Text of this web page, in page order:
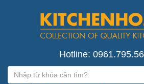
Hotline: